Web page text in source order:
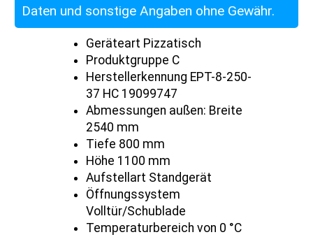
Daten und sonstige Angaben ohne Gewähr.
Geräteart Pizzatisch
Produktgruppe C
Herstellerkennung EPT-8-250-
37 HC 19099747
Abmessungen außen: Breite
2540 mm
Tiefe 800 mm
Höhe 1100 mm
Aufstellart Standgerät
Öffnungssystem
Volltür/Schublade
Temperaturbereich von 0 °C